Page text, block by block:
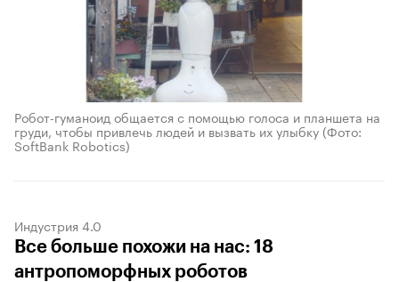
Робот-гуманоид общается с помощью голоса и планшета на
груди, чтобы привлечь людей и вызвать их улыбку (Фото:
SoftBank Robotics)
Индустрия 4.0
Все больше похожи на нас: 18
антропоморфных роботов